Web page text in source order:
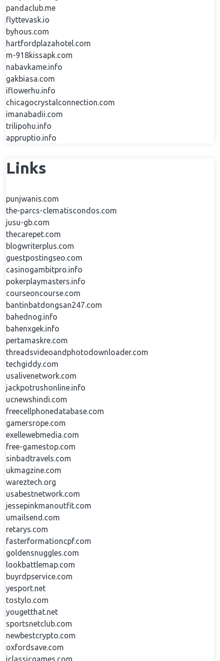
pandaclub.me
flyttevask.io
byhous.com
hartfordplazahotel.com
m-918kissapk.com
nabavkame.info
gakbiasa.com
iflowerhu.info
chicagocrystalconnection.com
imanabadii.com
trilipohu.info
appruptio.info
Links
punjwanis.com
the-parcs-clematiscondos.com
jusu-gb.com
thecarepet.com
blogwriterplus.com
guestpostingseo.com
casinogambitpro.info
pokerplaymasters.info
courseoncourse.com
bantinbatdongsan247.com
bahednog.info
bahenxgek.info
pertamaskre.com
threadsvideoandphotodownloader.com
techgiddy.com
usalivenetwork.com
jackpotrushonline.info
ucnewshindi.com
freecellphonedatabase.com
gamersrope.com
exellewebmedia.com
free-gamestop.com
sinbadtravels.com
ukmagzine.com
wareztech.org
usabestnetwork.com
jessepinkmanoutfit.com
umailsend.com
retarys.com
fasterformationcpf.com
goldensnuggles.com
lookbattlemap.com
buyrdpservice.com
yesport.net
tostylo.com
yougetthat.net
sportsnetclub.com
newbestcrypto.com
oxfordsave.com
iclassicgames.com